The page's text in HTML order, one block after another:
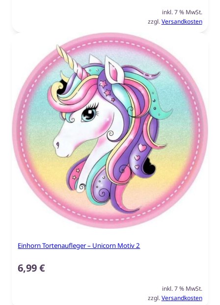
inkl. 7 % MwSt.
zzgl.Versandkosten
Einhorn Tortenaufleger – Unicorn Motiv 2
6,99€
inkl. 7 % MwSt.
zzgl.Versandkosten